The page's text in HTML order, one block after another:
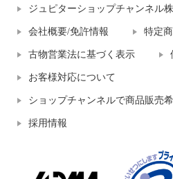
ジュピターショップチャンネル
会社概要/免許情報 特定
古物営業法に基づく表示
お客様対応について
ショップチャンネルで商品販売
採用情報